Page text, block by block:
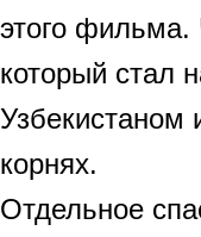
этого фильма.
который стал
корнях.
Отдельное